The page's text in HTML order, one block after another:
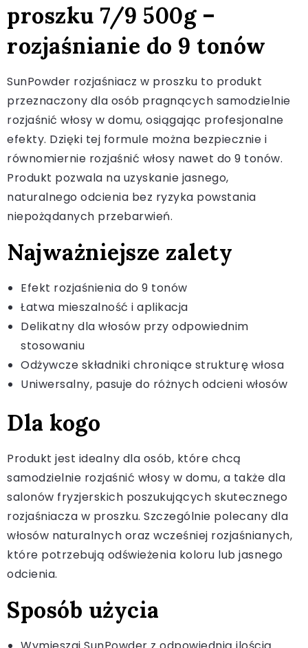
proszku 7/9 500g –
rozjaśnianie do 9 tonów
SunPowder rozjaśniacz w proszku to produkt
przeznaczony dla osób pragnących samodzielnie
rozjaśnić włosy w domu, osiągając profesjonalne
efekty. Dzięki tej formule można bezpiecznie i
równomiernie rozjaśnić włosy nawet do 9 tonów.
Produkt pozwala na uzyskanie jasnego,
naturalnego odcienia bez ryzyka powstania
niepożądanych przebarwień.
Najważniejsze zalety
Efekt rozjaśnienia do 9 tonów
Łatwa mieszalność i aplikacja
Delikatny dla włosów przy odpowiednim
stosowaniu
Odżywcze składniki chroniące strukturę włosa
Uniwersalny, pasuje do różnych odcieni włosów
Dla kogo
Produkt jest idealny dla osób, które chcą
samodzielnie rozjaśnić włosy w domu, a także dla
salonów fryzjerskich poszukujących skutecznego
rozjaśniacza w proszku. Szczególnie polecany dla
włosów naturalnych oraz wcześniej rozjaśnianych,
które potrzebują odświeżenia koloru lub jasnego
odcienia.
Sposób użycia